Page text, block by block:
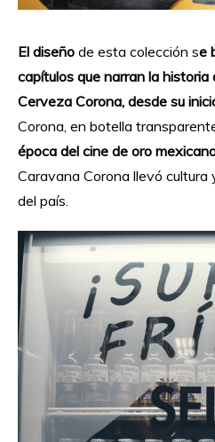
El diseño de esta colección se
capítulos que narran la historia
Cerveza Corona, desde su
Corona, en botella
época del cine de oro
Caravana Corona llevó cultura
del país.